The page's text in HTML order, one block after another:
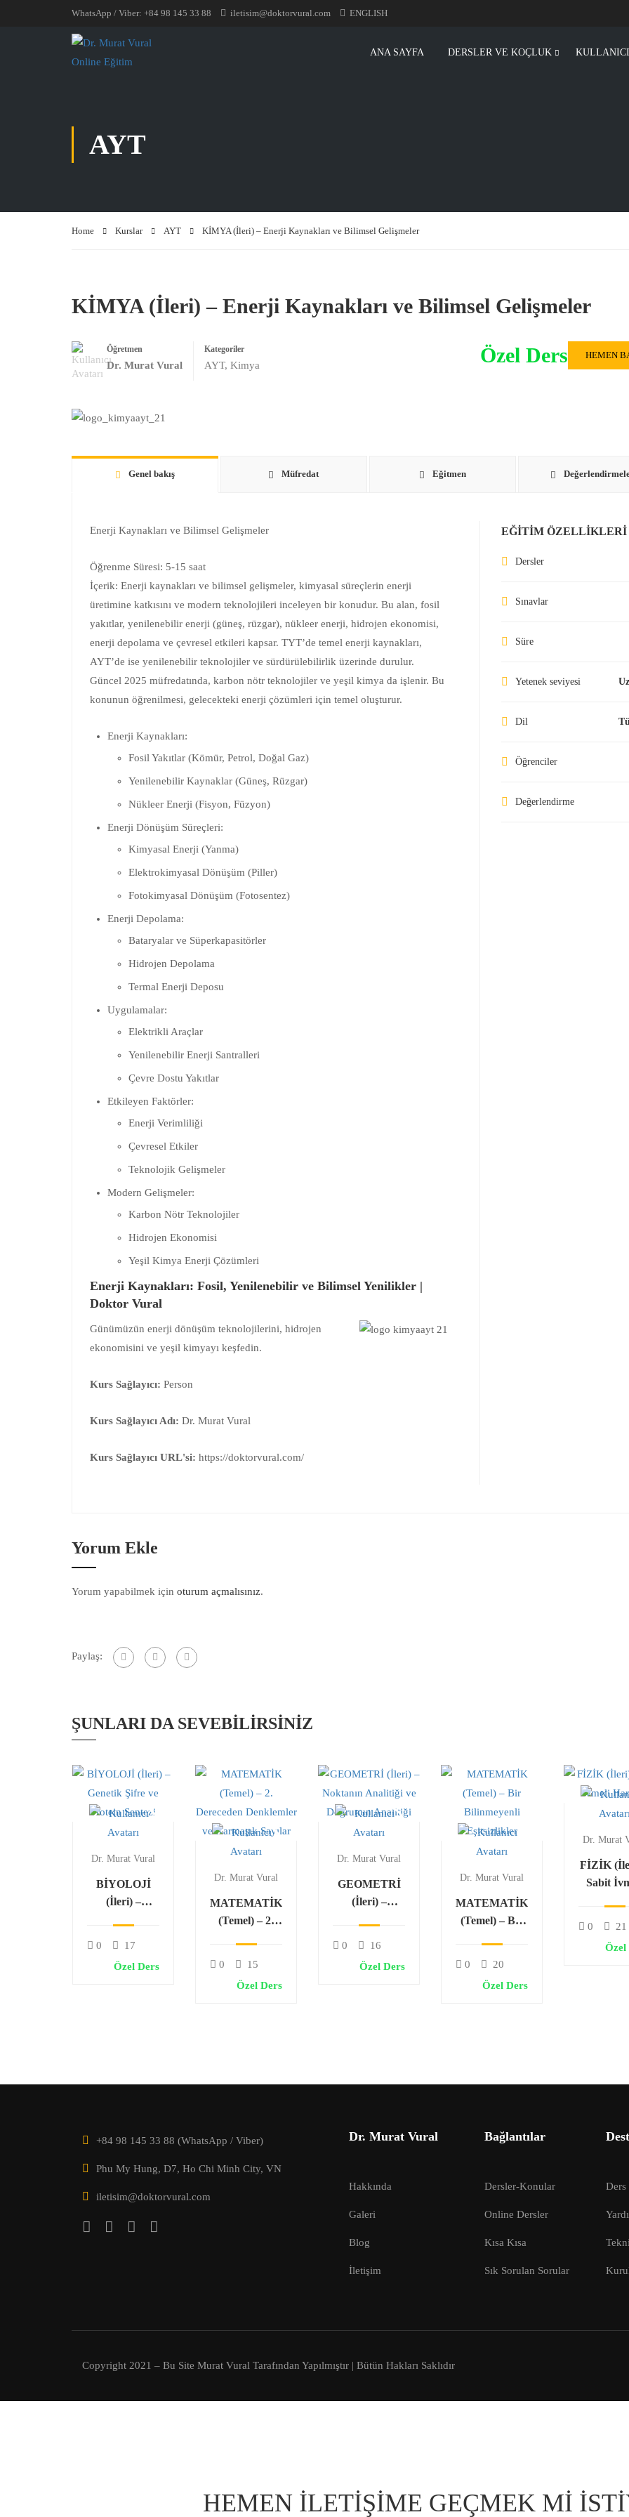
WhatsApp / Viber: +84 98 145 33 88 iletisim@doktorvural.com ENGLISH
ANA SAYFA DERSLER VE KOÇLUK KULLANICI
AYT
Home Kurslar AYT KİMYA (İleri) – Enerji Kaynakları ve Bilimsel Gelişmeler
KİMYA (İleri) – Enerji Kaynakları ve Bilimsel Gelişmeler
Öğretmen
Dr. Murat Vural
Kategoriler
AYT, Kimya Özel Ders HEMEN
Genel bakış Müfredat Eğitmen
Enerji Kaynakları ve Bilimsel Gelişmeler
Öğrenme Süresi: 5-15 saat
İçerik: Enerji kaynakları ve bilimsel gelişmeler, kimyasal süreçlerin enerji
üretimine katkısını ve modern teknolojileri inceleyen bir konudur. Bu alan, fosil
yakıtlar, yenilenebilir enerji (güneş, rüzgar), nükleer enerji, hidrojen ekonomisi,
enerji depolama ve çevresel etkileri kapsar. TYT’de temel enerji kaynakları,
AYT’de ise yenilenebilir teknolojiler ve sürdürülebilirlik üzerinde durulur.
Güncel 2025 müfredatında, karbon nötr teknolojiler ve yeşil kimya da işlenir. Bu
konunun öğrenilmesi, gelecekteki enerji çözümleri için temel oluşturur.
Enerji Kaynakları:
Fosil Yakıtlar (Kömür, Petrol, Doğal Gaz)
Yenilenebilir Kaynaklar (Güneş, Rüzgar)
Nükleer Enerji (Fisyon, Füzyon)
Enerji Dönüşüm Süreçleri:
Kimyasal Enerji (Yanma)
Elektrokimyasal Dönüşüm (Piller)
Fotokimyasal Dönüşüm (Fotosentez)
Enerji Depolama:
Bataryalar ve Süperkapasitörler
Hidrojen Depolama
Termal Enerji Deposu
Uygulamalar:
Elektrikli Araçlar
Yenilenebilir Enerji Santralleri
Çevre Dostu Yakıtlar
Etkileyen Faktörler:
Enerji Verimliliği
Çevresel Etkiler
Teknolojik Gelişmeler
Modern Gelişmeler:
Karbon Nötr Teknolojiler
Hidrojen Ekonomisi
Yeşil Kimya Enerji Çözümleri
Enerji Kaynakları: Fosil, Yenilenebilir ve Bilimsel Yenilikler |
Doktor Vural
Günümüzün enerji dönüşüm teknolojilerini, hidrojen
ekonomisini ve yeşil kimyayı keşfedin.
Kurs Sağlayıcı: Person
Kurs Sağlayıcı Adı: Dr. Murat Vural
Kurs Sağlayıcı URL'si: https://doktorvural.com/
EĞITIM ÖZELLIKLERI
Dersler
Sınavlar
Süre
Yetenek seviyesi
Dil
Öğrenciler
Değerlendirme
Yorum Ekle
Yorum yapabilmek için oturum açmalısınız.
Paylaş:
ŞUNLARI DA SEVEBILIRSINIZ
Dr. Murat Vural
BİYOLOJİ
(İleri) –
0
17
Özel Ders
Dr. Murat Vural
MATEMATİK
(Temel) – 2.
Sayılar
0
15
Özel Ders
Dr. Murat Vural
GEOMETRİ
(İleri) –
Analitiği
0
16
Özel Ders
Dr. Murat Vural
MATEMATİK
(Temel) – Bir
0
20
Özel Ders
Dr. Murat
FİZİK
Sabit
0
21
Özel
+84 98 145 33 88 (WhatsApp / Viber)
Phu My Hung, D7, Ho Chi Minh City, VN
iletisim@doktorvural.com
Dr. Murat Vural
Hakkında
Galeri
Blog
İletişim
Bağlantılar
Dersler-Konular
Online Dersler
Kısa Kısa
Sık Sorulan Sorular
Ders
Copyright 2021 – Bu Site Murat Vural Tarafından Yapılmıştır | Bütün Hakları Saklıdır
HEMEN İLETIŞIME GEÇMEK MI